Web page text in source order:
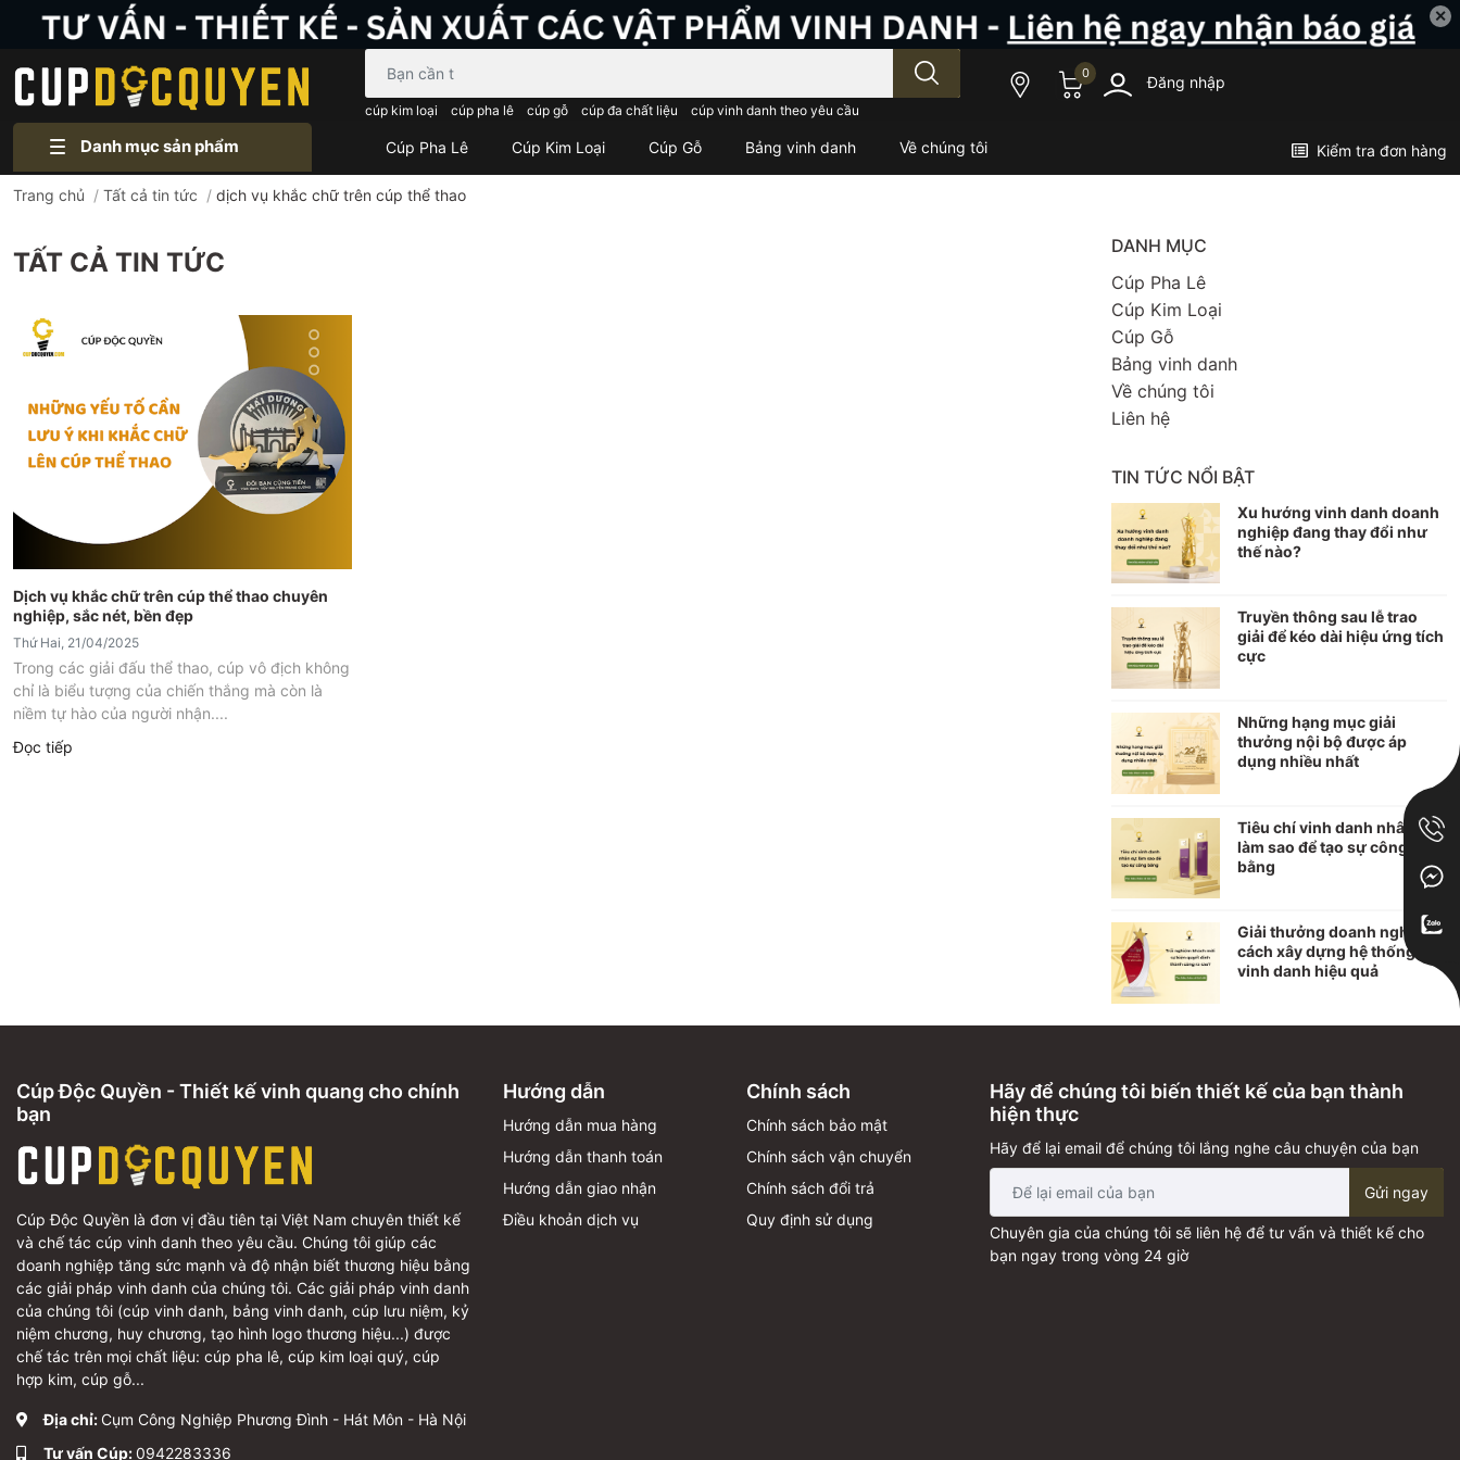
✕
cúp kim loại cúp pha lê cúp gỗ cúp đa chất liệu cúp vinh danh theo yêu cầu
0 Đăng nhập
Danh mục sản phẩm Cúp Pha Lê Cúp Kim Loại Cúp Gỗ Bảng vinh danh Về chúng tôi Kiểm tra đơn hàng
Trang chủ / Tất cả tin tức / dịch vụ khắc chữ trên cúp thể thao
TẤT CẢ TIN TỨC
Dịch vụ khắc chữ trên cúp thể thao chuyên
nghiệp, sắc nét, bền đẹp
Thứ Hai, 21/04/2025
Trong các giải đấu thể thao, cúp vô địch không
chỉ là biểu tượng của chiến thắng mà còn là
niềm tự hào của người nhận....
Đọc tiếp
DANH MỤC
Cúp Pha Lê
Cúp Kim Loại
Cúp Gỗ
Bảng vinh danh
Về chúng tôi
Liên hệ
TIN TỨC NỔI BẬT
Xu hướng vinh danh doanh
nghiệp đang thay đổi như
thế nào?
Truyền thông sau lễ trao
giải để kéo dài hiệu ứng tích
cực
Những hạng mục giải
thưởng nội bộ được áp
dụng nhiều nhất
Tiêu chí vinh danh nhân sự:
làm sao để tạo sự công
bằng
Giải thưởng doanh nghiệp:
cách xây dựng hệ thống
vinh danh hiệu quả
Cúp Độc Quyền - Thiết kế vinh quang cho chính
bạn
Cúp Độc Quyền là đơn vị đầu tiên tại Việt Nam chuyên thiết kế
và chế tác cúp vinh danh theo yêu cầu. Chúng tôi giúp các
doanh nghiệp tăng sức mạnh và độ nhận biết thương hiệu bằng
các giải pháp vinh danh của chúng tôi. Các giải pháp vinh danh
của chúng tôi (cúp vinh danh, bảng vinh danh, cúp lưu niệm, kỷ
niệm chương, huy chương, tạo hình logo thương hiệu...) được
chế tác trên mọi chất liệu: cúp pha lê, cúp kim loại quý, cúp
hợp kim, cúp gỗ...
Địa chỉ: Cụm Công Nghiệp Phương Đình - Hát Môn - Hà Nội
Tư vấn Cúp:0942283336
Hướng dẫn
Hướng dẫn mua hàng
Hướng dẫn thanh toán
Hướng dẫn giao nhận
Điều khoản dịch vụ
Chính sách
Chính sách bảo mật
Chính sách vận chuyển
Chính sách đổi trả
Quy định sử dụng
Hãy để chúng tôi biến thiết kế của bạn thành
hiện thực
Hãy để lại email để chúng tôi lắng nghe câu chuyện của bạn
Gửi ngay
Chuyên gia của chúng tôi sẽ liên hệ để tư vấn và thiết kế cho
bạn ngay trong vòng 24 giờ